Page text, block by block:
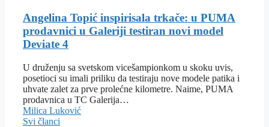
Angelina Topić inspirisala trkače: u PUMA
prodavnici u Galeriji testiran novi model
Deviate 4
U druženju sa svetskom vicešampionkom u skoku uvis,
posetioci su imali priliku da testiraju nove modele patika i
uhvate zalet za prve prolećne kilometre. Naime, PUMA
prodavnica u TC Galerija…
Milica Luković
Svi članci